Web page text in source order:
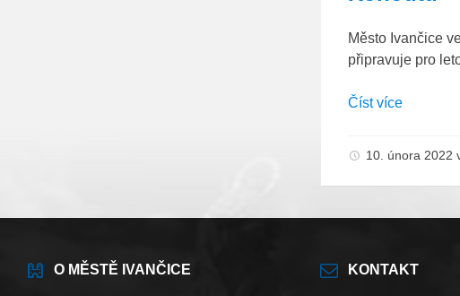
Město Ivančice
připravuje pro
Číst více
10. února 2022
O MĚSTĚ IVANČICE KONTAKT